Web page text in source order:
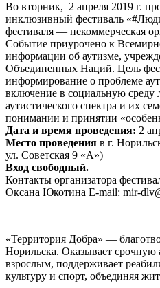
Во вторник, 2 апреля 2019 г.
инклюзивный фестиваль
фестиваля — некоммерческая
Событие приурочено к
информации об аутизме,
Объединенных Наций. Цель
информирование о проблеме
включение в социальную среду
аутистического спектра и их
понимании и принятии
Дата и время проведения: 2
Место проведения в г.
ул. Советская 9 «А»)
Вход свободный.
Контакты организатора
Оксана Юкотина E-mail: mir-
«Территория Добра» —
Норильска. Оказывает
взрослым, поддерживает
культуру и спорт, объединяя